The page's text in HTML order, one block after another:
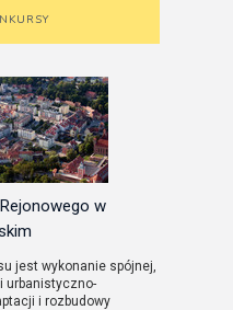
w
jest wykonanie spójnej,
urbanistyczno-
i rozbudowy